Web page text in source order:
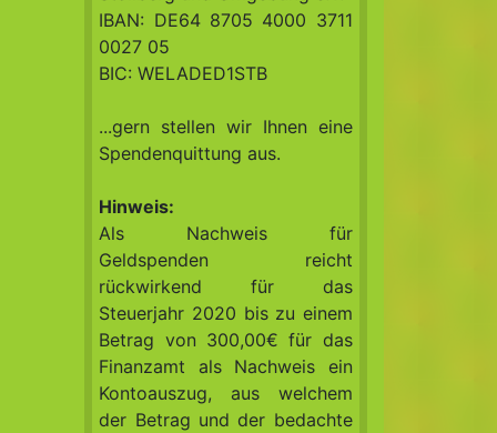
IBAN: DE64 8705 4000 3711
0027 05
BIC: WELADED1STB
...gern stellen wir Ihnen eine
Spendenquittung aus.
Hinweis:
Als Nachweis für
Geldspenden reicht
rückwirkend für das
Steuerjahr 2020 bis zu einem
Betrag von 300,00€ für das
Finanzamt als Nachweis ein
Kontoauszug, aus welchem
der Betrag und der bedachte